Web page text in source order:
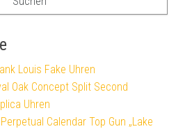
Louis Fake Uhren
Oak Concept Split Second
Uhren
Calendar Top Gun „Lake